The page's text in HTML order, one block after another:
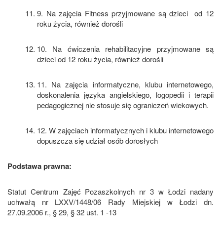
9. Na zajęcia Fitness przyjmowane są dzieci od 12
roku życia, również dorośli
10. Na ćwiczenia rehabilitacyjne przyjmowane są
dzieci od 12 roku życia, również dorośli
11. Na zajęcia informatyczne, klubu internetowego,
doskonalenia języka angielskiego, logopedii i terapii
pedagogicznej nie stosuje się ograniczeń wiekowych.
12. W zajęciach informatycznych i klubu internetowego
dopuszcza się udział osób dorosłych
Podstawa prawna:
Statut Centrum Zajęć Pozaszkolnych nr 3 w Łodzi nadany
uchwałą nr LXXV/1448/06 Rady Miejskiej w Łodzi dn.
27.09.2006 r., § 29, § 32 ust. 1 -13